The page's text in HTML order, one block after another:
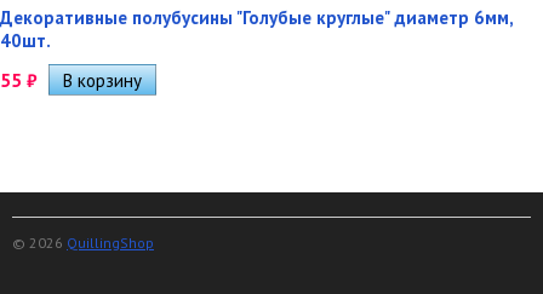
Декоративные полубусины "Голубые круглые" диаметр 6мм,
40шт.
55 ₽
© 2026 QuillingShop